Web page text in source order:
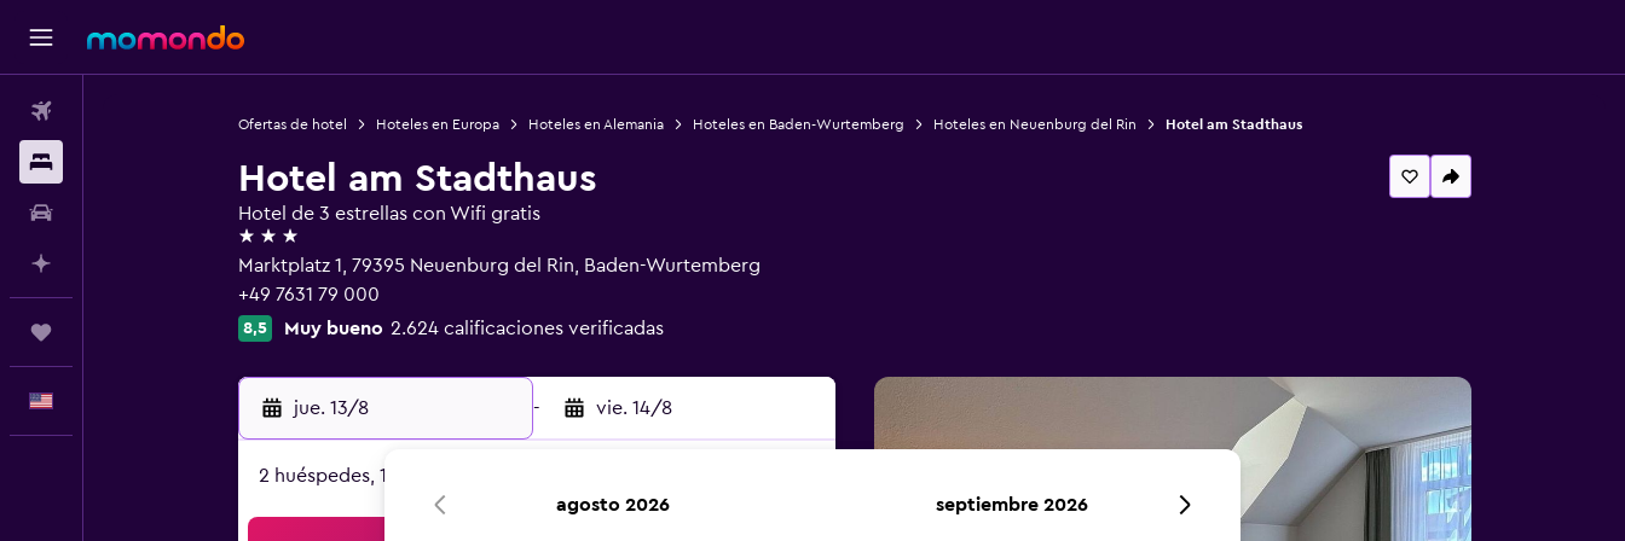
Ofertas de hotel Hoteles en Europa Hoteles en Alemania Hoteles en Baden-Wurtemberg Hoteles en Neuenburg del Rin Hotel am Stadthaus
Hotel am Stadthaus
Hotel de 3 estrellas con Wifi gratis
3 estrellas
Marktplatz 1, 79395 Neuenburg del Rin, Baden-Wurtemberg
+49 7631 79 000
8,5 Muy bueno 2.624 calificaciones verificadas
jue. 13/8 - vie. 14/8
2 huéspedes, 1 habitación
agosto 2026 septiembre 2026